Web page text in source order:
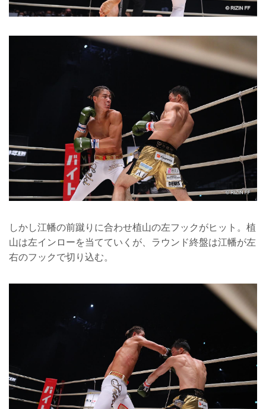
しかし江幡の前蹴りに合わせ植山の左フックがヒット。植
山は左インローを当てていくが、ラウンド終盤は江幡が左
右のフックで切り込む。